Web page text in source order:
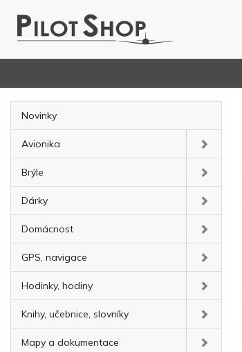
Novinky
Avionika
Brýle
Dárky
Domácnost
GPS, navigace
Hodinky, hodiny
Knihy, učebnice, slovníky
Mapy a dokumentace